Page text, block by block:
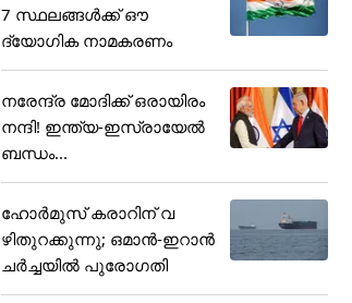
7 സ്ഥലങ്ങൾക്ക് ഔ
ദ്യോഗിക നാമകരണം
നരേന്ദ്ര മോദിക്ക് ഒരായിരം
നന്ദി! ഇന്ത്യ-ഇസ്രായേല്‍
ബന്ധം...
ഹോർമുസ് കരാറിന് വ
ഴിതുറക്കുന്നു; ഒമാൻ-ഇറാൻ
ചർച്ചയിൽ പുരോഗതി